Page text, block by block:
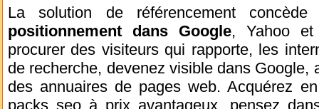
La solution de référencement
positionnement dans Google, Yahoo
procurer des visiteurs qui rapporte, les
de recherche, devenez visible dans Google,
des annuaires de pages web. Acquérez
packs seo à prix avantageux, pensez